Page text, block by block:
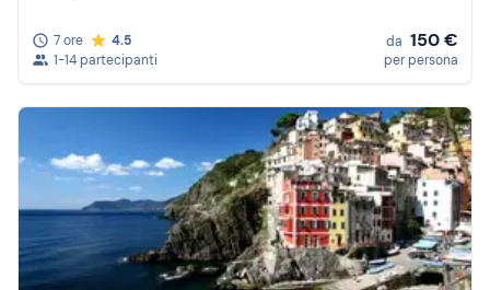
7 ore
4.5
1-14 partecipanti
da 150 €
per persona